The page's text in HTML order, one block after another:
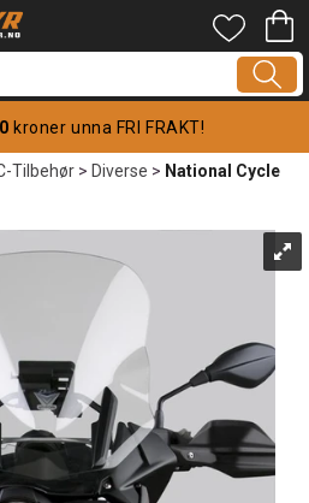
kroner unna FRI FRAKT!
Tilbehør>Diverse> National Cycle